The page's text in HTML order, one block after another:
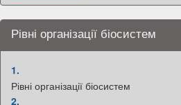
Рівні організації біосистем
1.
Рівні організації біосистем
2.